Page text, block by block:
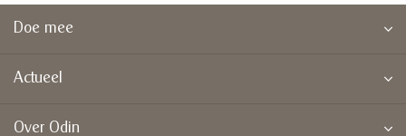
Doe mee
Actueel
Over Odin